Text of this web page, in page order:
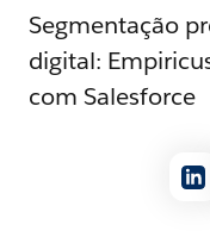
Segmentação
digital:
com Salesforce